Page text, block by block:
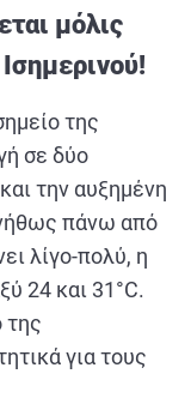
μόλις
της
σε δύο
την αυξημένη
πάνω από
λίγο-πολύ, η
24 και 31°C.
της
για τους